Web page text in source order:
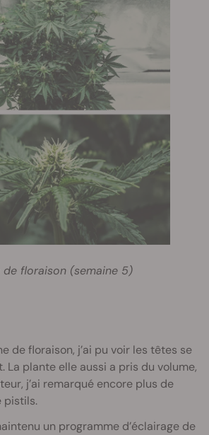
de floraison (semaine 5)
de floraison, j’ai pu voir les têtes se
La plante elle aussi a pris du volume,
j’ai remarqué encore plus de
pistils.
un programme d’éclairage de